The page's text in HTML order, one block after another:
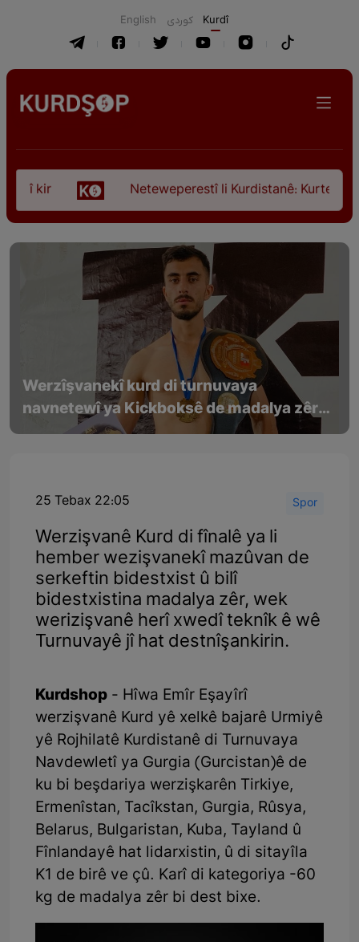
English كوردی Kurdî
Neteweperestî li Kurdistanê: Kurteya
Werzîşvanekî kurd di turnuvaya
navnetewî ya Kickboksê de madalya zêr
bidest xist
25 Tebax 22:05 Spor
Werzişvanê Kurd di fînalê ya li
hember wezişvanekî mazûvan de
serkeftin bidestxist û bilî
bidestxistina madalya zêr, wek
werizişvanê herî xwedî teknîk ê wê
Turnuvayê jî hat destnîşankirin.
Kurdshop - Hîwa Emîr Eşayîrî
werzişvanê Kurd yê xelkê bajarê Urmiyê
yê Rojhilatê Kurdistanê di Turnuvaya
Navdewletî ya Gurgia (Gurcistan)ê de
ku bi beşdariya werzişkarên Tirkiye,
Ermenîstan, Tacîkstan, Gurgia, Rûsya,
Belarus, Bulgaristan, Kuba, Tayland û
Fînlandayê hat lidarxistin, û di sitayîla
K1 de birê ve çû. Karî di kategoriya -60
kg de madalya zêr bi dest bixe.